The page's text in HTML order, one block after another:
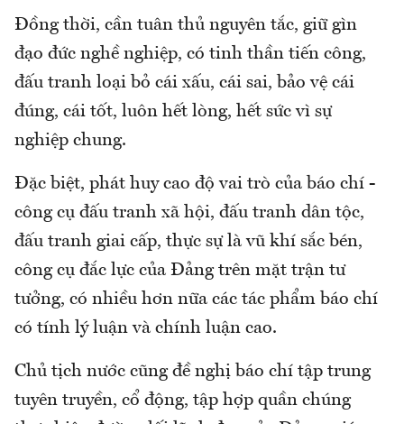
Đồng thời, cần tuân thủ nguyên tắc, giữ gìn
đạo đức nghề nghiệp, có tinh thần tiến công,
đấu tranh loại bỏ cái xấu, cái sai, bảo vệ cái
đúng, cái tốt, luôn hết lòng, hết sức vì sự
nghiệp chung.
Đặc biệt, phát huy cao độ vai trò của báo chí -
công cụ đấu tranh xã hội, đấu tranh dân tộc,
đấu tranh giai cấp, thực sự là vũ khí sắc bén,
công cụ đắc lực của Đảng trên mặt trận tư
tưởng, có nhiều hơn nữa các tác phẩm báo chí
có tính lý luận và chính luận cao.
Chủ tịch nước cũng đề nghị báo chí tập trung
tuyên truyền, cổ động, tập hợp quần chúng